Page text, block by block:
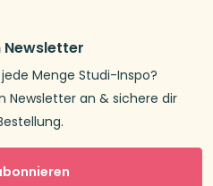
Newsletter
Menge Studi-Inspo?
Newsletter an & sichere dir